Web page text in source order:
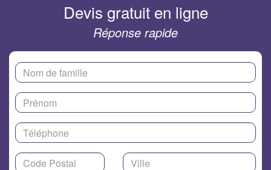
Devis gratuit en ligne
Réponse rapide